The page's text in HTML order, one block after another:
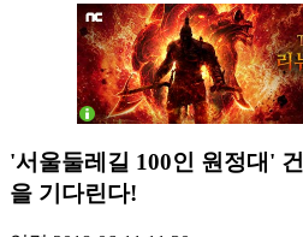
'서울둘레길 100인 원정대'
을 기다린다!